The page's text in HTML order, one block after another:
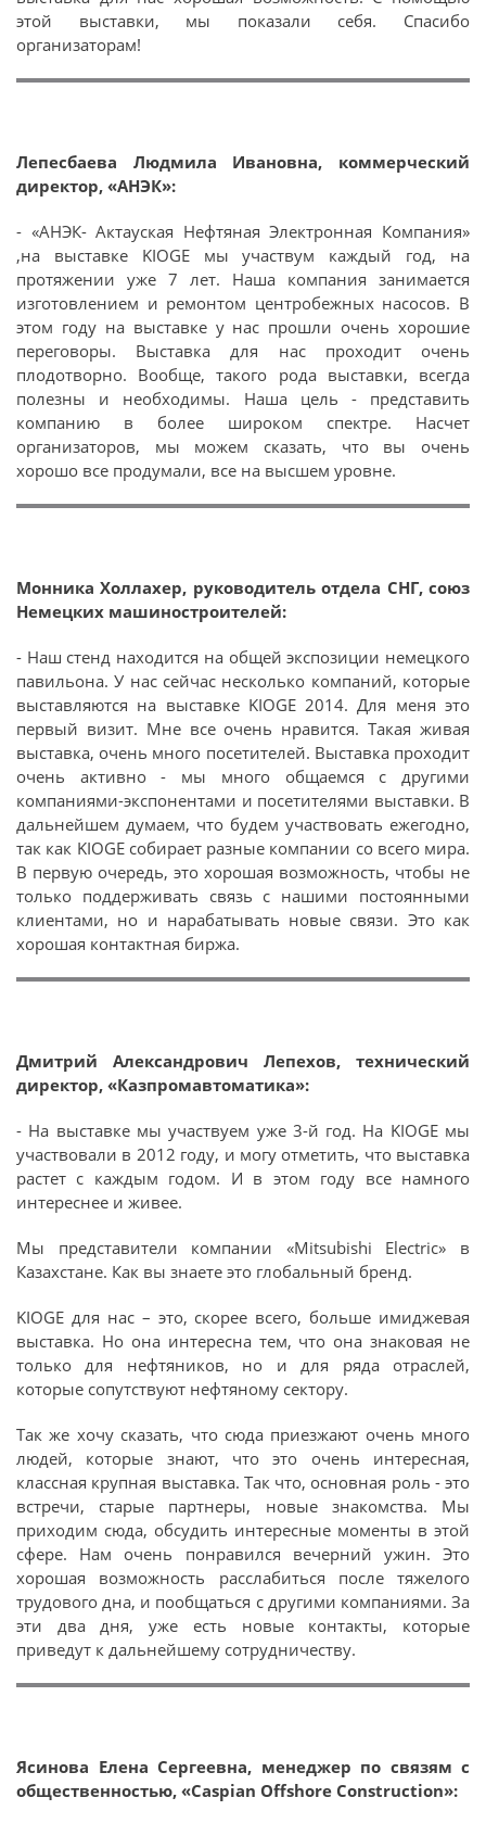
этой выставки, мы показали себя. Спасибо
организаторам!
Лепесбаева Людмила Ивановна, коммерческий
директор, «АНЭК»:
- «АНЭК- Актауская Нефтяная Электронная Компания»
,на выставке KIOGE мы участвум каждый год, на
протяжении уже 7 лет. Наша компания занимается
изготовлением и ремонтом центробежных насосов. В
этом году на выставке у нас прошли очень хорошие
переговоры. Выставка для нас проходит очень
плодотворно. Вообще, такого рода выставки, всегда
полезны и необходимы. Наша цель - представить
компанию в более широком спектре. Насчет
организаторов, мы можем сказать, что вы очень
хорошо все продумали, все на высшем уровне.
Монника Холлахер, руководитель отдела СНГ, союз
Немецких машиностроителей:
- Наш стенд находится на общей экспозиции немецкого
павильона. У нас сейчас несколько компаний, которые
выставляются на выставке KIOGE 2014. Для меня это
первый визит. Мне все очень нравится. Такая живая
выставка, очень много посетителей. Выставка проходит
очень активно - мы много общаемся с другими
компаниями-экспонентами и посетителями выставки. В
дальнейшем думаем, что будем участвовать ежегодно,
так как KIOGE собирает разные компании со всего мира.
В первую очередь, это хорошая возможность, чтобы не
только поддерживать связь с нашими постоянными
клиентами, но и нарабатывать новые связи. Это как
хорошая контактная биржа.
Дмитрий Александрович Лепехов, технический
директор, «Казпромавтоматика»:
- На выставке мы участвуем уже 3-й год. На KIOGE мы
участвовали в 2012 году, и могу отметить, что выставка
растет с каждым годом. И в этом году все намного
интереснее и живее.
Мы представители компании «Mitsubishi Electric» в
Казахстане. Как вы знаете это глобальный бренд.
KIOGE для нас – это, скорее всего, больше имиджевая
выставка. Но она интересна тем, что она знаковая не
только для нефтяников, но и для ряда отраслей,
которые сопутствуют нефтяному сектору.
Так же хочу сказать, что сюда приезжают очень много
людей, которые знают, что это очень интересная,
классная крупная выставка. Так что, основная роль - это
встречи, старые партнеры, новые знакомства. Мы
приходим сюда, обсудить интересные моменты в этой
сфере. Нам очень понравился вечерний ужин. Это
хорошая возможность расслабиться после тяжелого
трудового дна, и пообщаться с другими компаниями. За
эти два дня, уже есть новые контакты, которые
приведут к дальнейшему сотрудничеству.
Ясинова Елена Сергеевна, менеджер по связям с
общественностью, «Caspian Offshore Construction»: